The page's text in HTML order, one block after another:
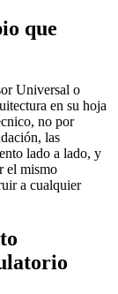
que
Universal o
en su hoja
no por
las
lado a lado, y
el mismo
a cualquier